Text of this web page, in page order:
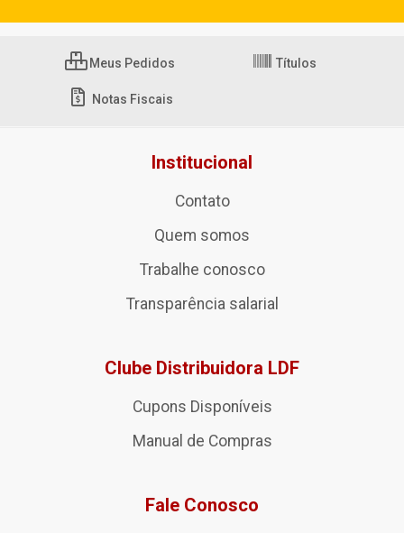
Meus Pedidos Títulos
Notas Fiscais
Institucional
Contato
Quem somos
Trabalhe conosco
Transparência salarial
Clube Distribuidora LDF
Cupons Disponíveis
Manual de Compras
Fale Conosco